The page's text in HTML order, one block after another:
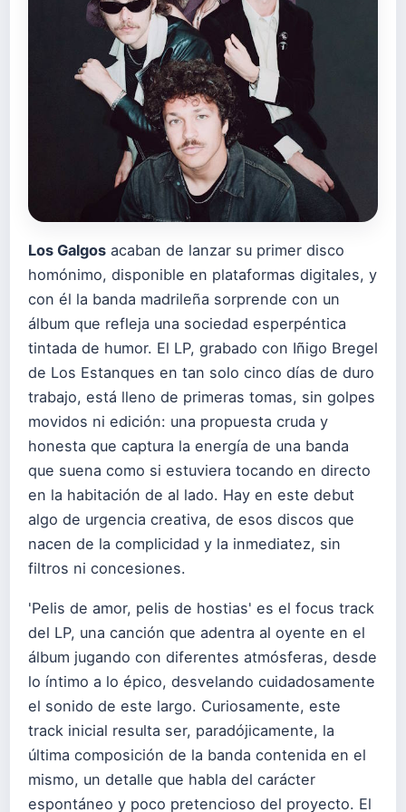
Los Galgos acaban de lanzar su primer disco
homónimo, disponible en plataformas digitales, y
con él la banda madrileña sorprende con un
álbum que refleja una sociedad esperpéntica
tintada de humor. El LP, grabado con Iñigo Bregel
de Los Estanques en tan solo cinco días de duro
trabajo, está lleno de primeras tomas, sin golpes
movidos ni edición: una propuesta cruda y
honesta que captura la energía de una banda
que suena como si estuviera tocando en directo
en la habitación de al lado. Hay en este debut
algo de urgencia creativa, de esos discos que
nacen de la complicidad y la inmediatez, sin
filtros ni concesiones.
'Pelis de amor, pelis de hostias' es el focus track
del LP, una canción que adentra al oyente en el
álbum jugando con diferentes atmósferas, desde
lo íntimo a lo épico, desvelando cuidadosamente
el sonido de este largo. Curiosamente, este
track inicial resulta ser, paradójicamente, la
última composición de la banda contenida en el
mismo, un detalle que habla del carácter
espontáneo y poco pretencioso del proyecto. El